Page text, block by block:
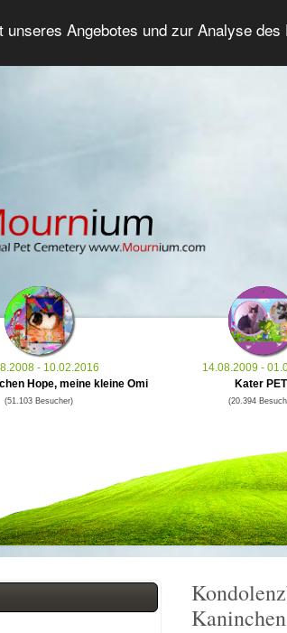
Angebotes und zur Analyse
Erweiterte Suche
- 10.02.2016
Hope, meine kleine Omi
(51.103 Besucher)
14.08.2009 -
Kater
(20.394